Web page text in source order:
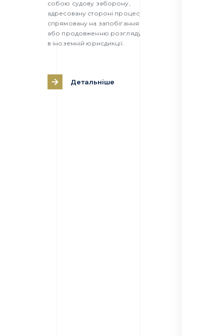
собою судову заборону,
адресовану стороні процесу,
спрямовану на запобігання початку
або продовженню розгляду справи
в іноземній юрисдикції.
Детальніше